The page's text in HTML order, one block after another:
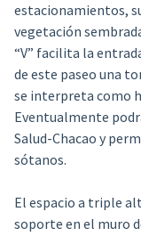
estacionamientos,
vegetación
“V” facilita la
de este paseo una
se interpreta como
Eventualmente
Salud-Chacao y
sótanos.
El espacio a triple
soporte en el muro